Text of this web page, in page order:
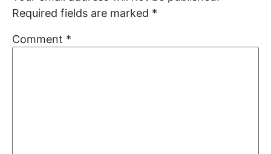
Required fields are marked *
Comment *